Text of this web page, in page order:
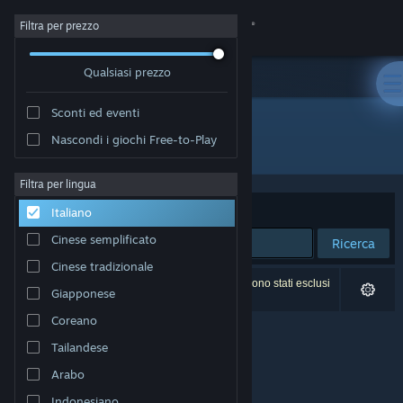
Accedi
Informazioni
Assistenza
Cambia la lingua
Ottieni l'app mobile di Steam
Visualizza il sito web per desktop
Filtra per prezzo
Qualsiasi prezzo
Sconti ed eventi
Nascondi i giochi Free-to-Play
Filtra per lingua
Italiano
Cinese semplificato
Cinese tradizionale
Giapponese
Coreano
Tailandese
Arabo
Sviluppatore: Mini Mammoth Games
Ordina per Rilevanza
Ricerca
0 risultati corrispondono alla tua ricerca. 2 titoli sono stati esclusi
in base alle tue preferenze.